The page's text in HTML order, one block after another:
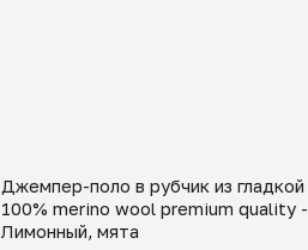
Джемпер-поло в рубчик из гладкой
100% merino wool premium quality -
Лимонный, мята